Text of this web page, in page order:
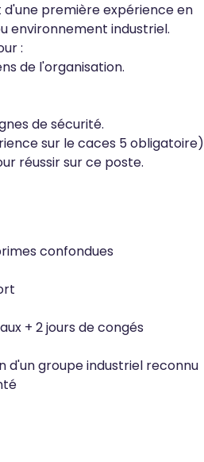
d'une première expérience en
environnement industriel.
:
de l'organisation.
de sécurité.
sur le caces 5 obligatoire)
réussir sur ce poste.
confondues
+ 2 jours de congés
d'un groupe industriel reconnu